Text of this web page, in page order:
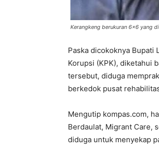
Kerangkeng berukuran 6×6 yang
Paska dicokoknya Bupati
Korupsi (KPK), diketahui
tersebut, diduga
berkedok pusat
Mengutip kompas.com,
Berdaulat, Migrant Care,
diduga untuk menyekap